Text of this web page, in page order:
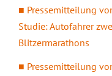
Pressemitteilung
Studie: Autofahrer
Blitzermarathons
Pressemitteilung